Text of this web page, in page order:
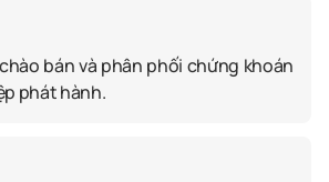
bán và phân phối chứng khoán
phát hành.